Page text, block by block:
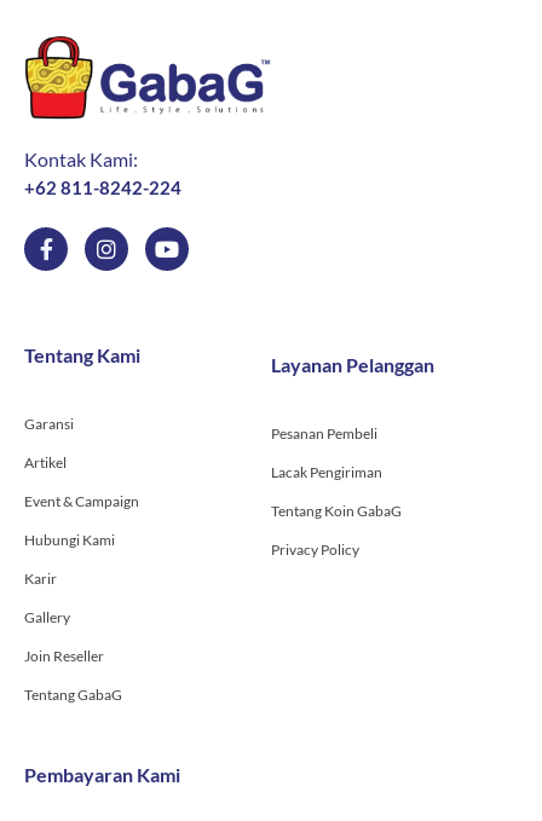
Kontak Kami:
+62 811-8242-224
F
a
o
f
I
n
g
r
Y
o
Tentang Kami
Garansi
Artikel
Event & Campaign
Hubungi Kami
Karir
Gallery
Join Reseller
Tentang GabaG
Layanan Pelanggan
Pesanan Pembeli
Lacak Pengiriman
Tentang Koin GabaG
Privacy Policy
Pembayaran Kami